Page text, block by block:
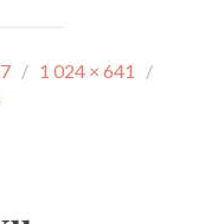
/ 1 024 × 641
/